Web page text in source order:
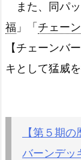
また、同パッ
福 」「 チェー
【チェーンバ
キとして猛威
【第５期
バーンデッ